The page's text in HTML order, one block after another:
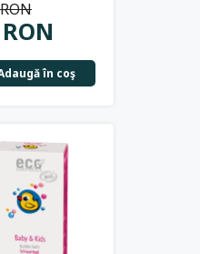
în coş